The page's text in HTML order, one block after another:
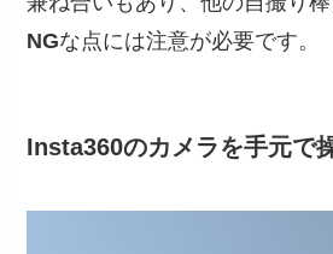
NGな点には注意が必要です。
Insta360のカメラを手元で